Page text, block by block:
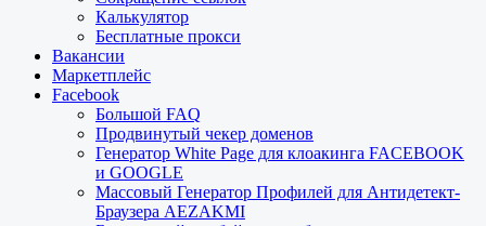
Калькулятор
Бесплатные прокси
Вакансии
Маркетплейс
Facebook
Большой FAQ
Продвинутый чекер доменов
Генератор White Page для клоакинга FACEBOOK
и GOOGLE
Массовый Генератор Профилей для Антидетект-
Браузера AEZAKMI